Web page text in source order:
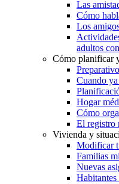
Las
Cómo
Los
adultos
Cómo planificar
Cuando
Hogar
Cómo
El registro
Vivienda y
Modificar
Familias
Nuevas
Habitantes